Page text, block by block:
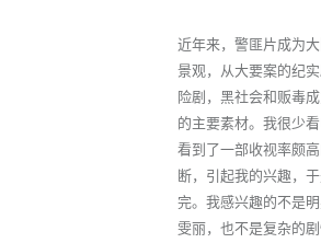
近年来，警匪片成为
景观，从大要案的纪
险剧，黑社会和贩毒
的主要素材。我很少
看到了一部收视率颇
断，引起我的兴趣，
完。我感兴趣的不是
雯丽，也不是复杂的